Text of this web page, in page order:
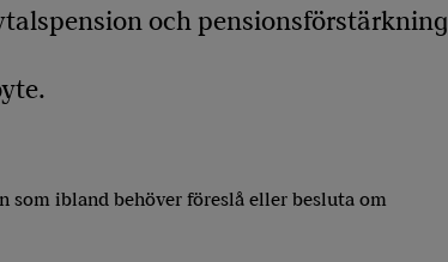
och pensionsförstärkning
ibland behöver föreslå eller besluta om